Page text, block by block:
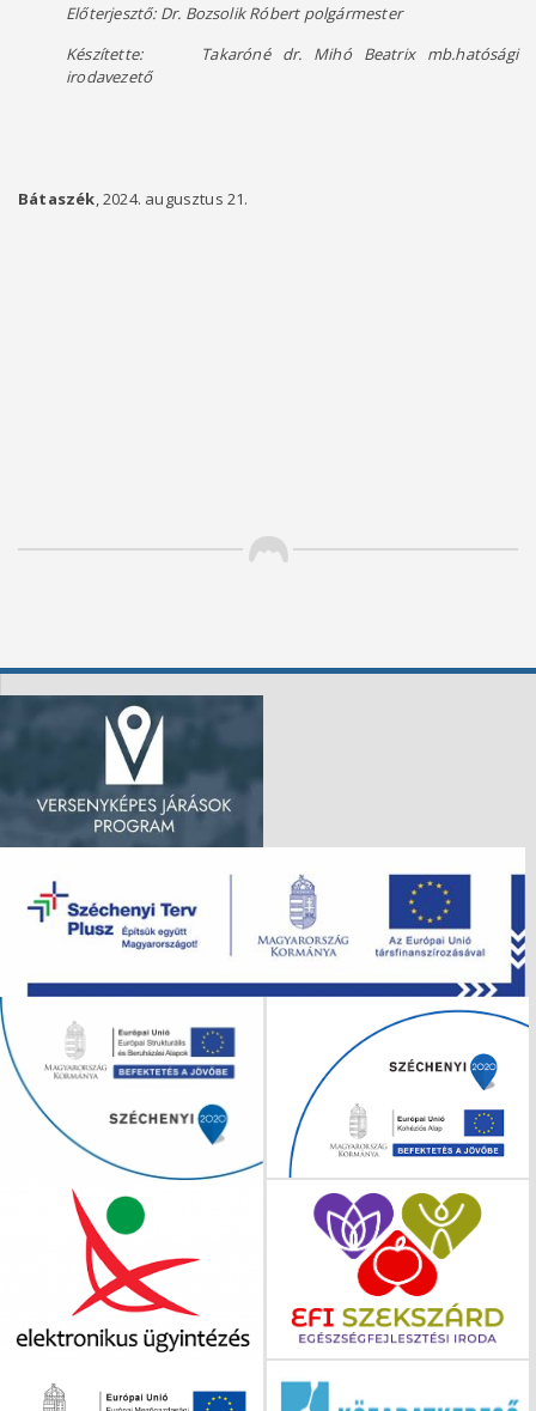
Előterjesztő: Dr. Bozsolik Róbert polgármester
Készítette: Takaróné dr. Mihó Beatrix mb.hatósági
irodavezető
Bátaszék, 2024. augusztus 21.